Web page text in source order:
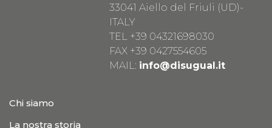
33041 Aiello del Friuli (UD)-
ITALY
TEL +39 04321698030
FAX +39 0427554605
MAIL: info@disugual.it
Chi siamo
La nostra storia